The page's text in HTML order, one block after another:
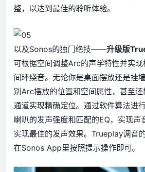
整，以达到最佳的聆听体验。
以及Sonos的独门绝技——升级版
可根据空间调整Arc的声学特性并实
间环绕音。无论你是桌面摆放还是挂
别Arc摆放的位置和空间属性，甚至
通道实现精确定位。通过软件算法进
喇叭的发声强度和匹配的EQ，实现声
实现最佳的发声效果。Trueplay调音
在Sonos App里按照提示操作即可。